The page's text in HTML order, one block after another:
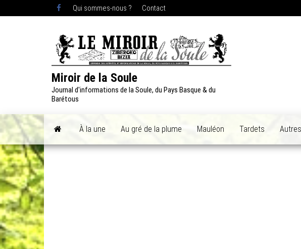
Qui sommes-nous ? Contact
Miroir de la Soule
Journal d'informations de la Soule, du Pays Basque & du
Barétous
À la une Au gré de la plume Mauléon Tardets